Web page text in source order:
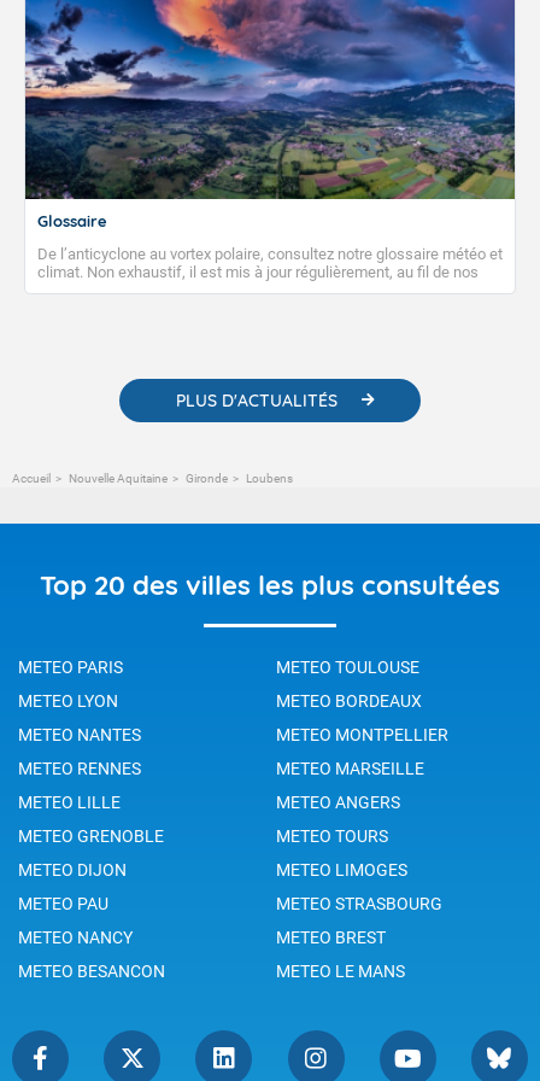
Glossaire
De l’anticyclone au vortex polaire, consultez notre glossaire météo et
climat. Non exhaustif, il est mis à jour régulièrement, au fil de nos
publications. Vous y trouverez également des liens utiles vers nos
PLUS D'ACTUALITÉS
Accueil Nouvelle Aquitaine Gironde Loubens
Top 20 des villes les plus consultées
METEO PARIS
METEO TOULOUSE
METEO LYON
METEO BORDEAUX
METEO NANTES
METEO MONTPELLIER
METEO RENNES
METEO MARSEILLE
METEO LILLE
METEO ANGERS
METEO GRENOBLE
METEO TOURS
METEO DIJON
METEO LIMOGES
METEO PAU
METEO STRASBOURG
METEO NANCY
METEO BREST
METEO BESANCON
METEO LE MANS